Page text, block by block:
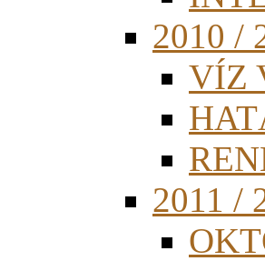
2010 /
VÍZ
2011 /